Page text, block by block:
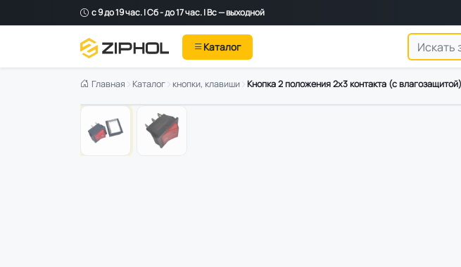
с 9 до 19 час. | Сб - до 17 час. | Вс — выходной
Каталог
Главная Каталог кнопки, клавиши Кнопка 2 положения 2х3 контакта (с